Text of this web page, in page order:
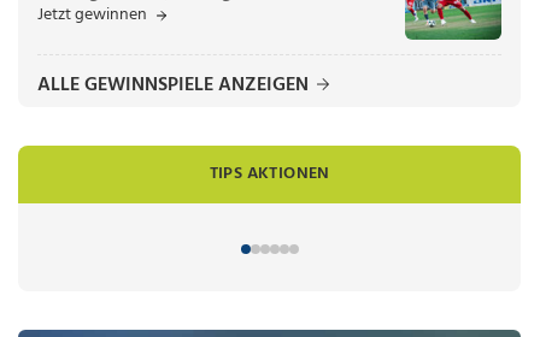
Jetzt gewinnen
ALLE GEWINNSPIELE ANZEIGEN
TIPS AKTIONEN